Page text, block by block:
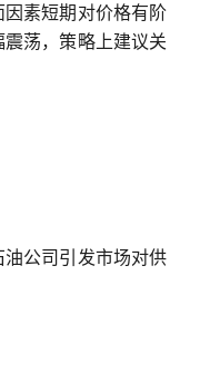
素短期对价格有阶
荡，策略上建议关
公司引发市场对供